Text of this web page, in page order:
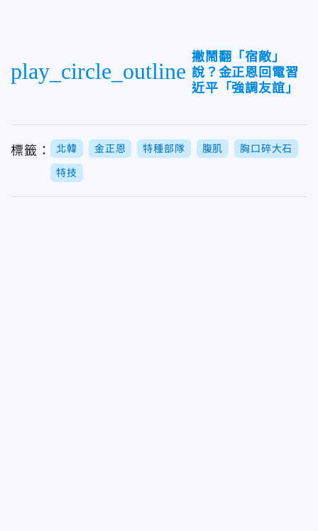
play_circle_outline
撇鬧翻「宿敵」
說？金正恩回電習
近平「強調友誼」
標籤： 北韓 金正恩 特種部隊 腹肌 胸口碎大石
特技